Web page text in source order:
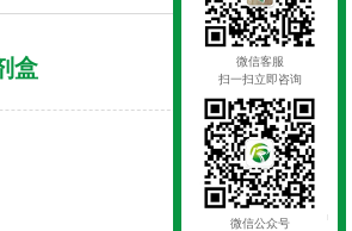
盒
微信客服
扫一扫立即咨询
微信公众号